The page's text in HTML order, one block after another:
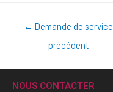
← Demande de service
précédent
NOUS CONTACTER